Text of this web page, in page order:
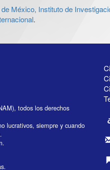
México, Instituto de
.
todos los derechos
lucrativos, siempre y cuando